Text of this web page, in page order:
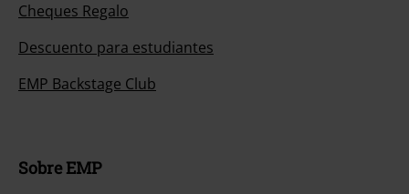
Cheques Regalo
Descuento para estudiantes
EMP Backstage Club
Sobre EMP